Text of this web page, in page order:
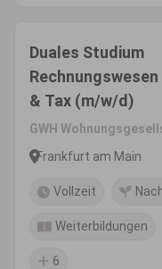
Duales Studium
& Tax (m/w/d)
GWH
Frankfurt am Main
Vollzeit
Weiterbildungen
6